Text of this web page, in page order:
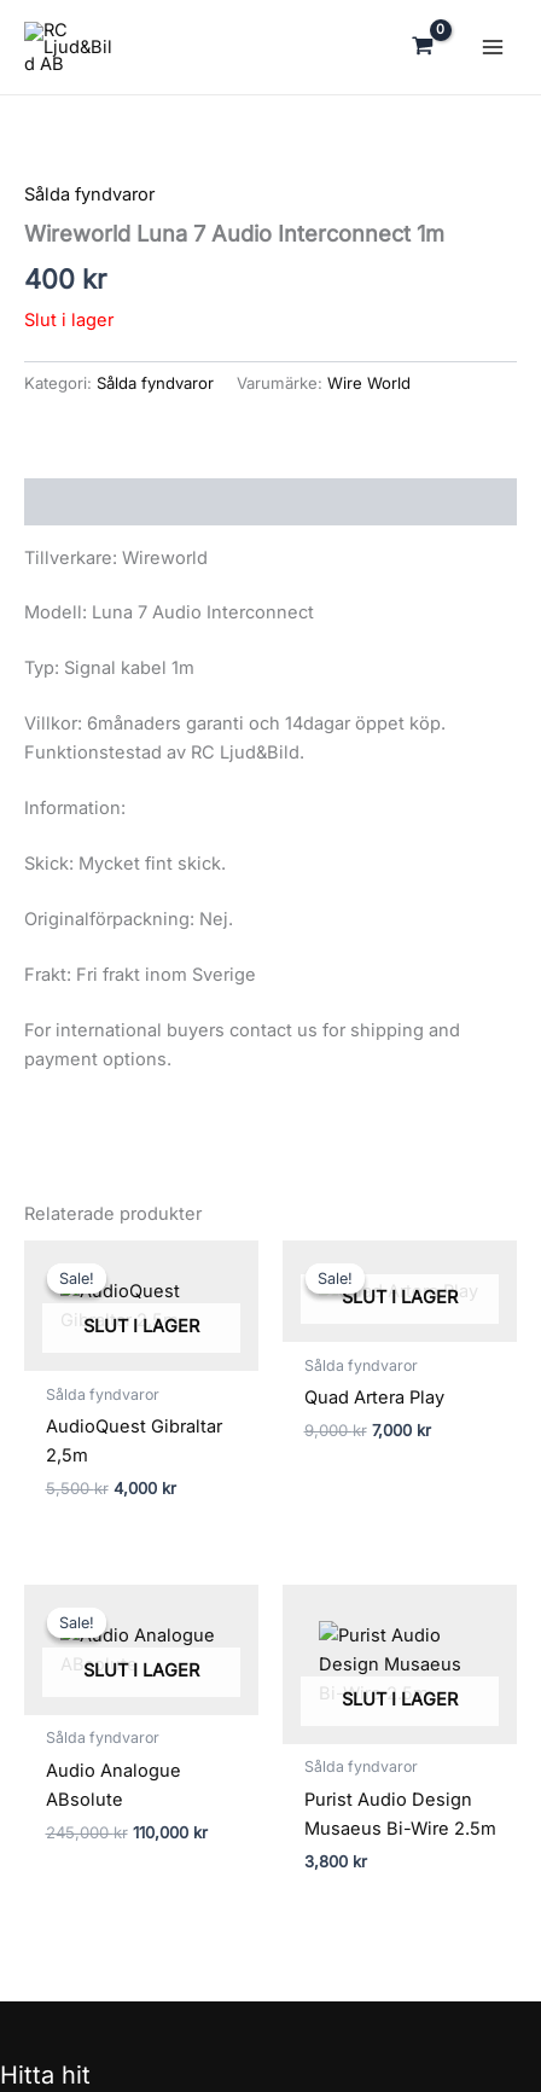
innehåll
Sålda fyndvaror
Wireworld Luna 7 Audio Interconnect 1m
400 kr
Slut i lager
Kategori: Sålda fyndvaror Varumärke: Wire World
Tillverkare: Wireworld
Modell: Luna 7 Audio Interconnect
Typ: Signal kabel 1m
Villkor: 6månaders garanti och 14dagar öppet köp.
Funktionstestad av RC Ljud&Bild.
Information:
Skick: Mycket fint skick.
Originalförpackning: Nej.
Frakt: Fri frakt inom Sverige
For international buyers contact us for shipping and
payment options.
Relaterade produkter
Sale!
SLUT I LAGER
Sale!
Sålda fyndvaror
AudioQuest Gibraltar
2,5m
5,500kr
priset
var:
5,500 kr.
4,000 kr
priset
4,000 kr.
Sale!
SLUT I LAGER
Sale!
Sålda fyndvaror
Quad Artera Play
9,000kr
priset
7,000 kr
priset
Sale!
SLUT I LAGER
Sale!
Sålda fyndvaror
Audio Analogue
ABsolute
245,000kr
priset
245,000 kr.
110,000 kr
priset
SLUT I LAGER
Sålda fyndvaror
Purist Audio Design
Musaeus Bi-Wire 2.5m
3,800 kr
Hitta hit